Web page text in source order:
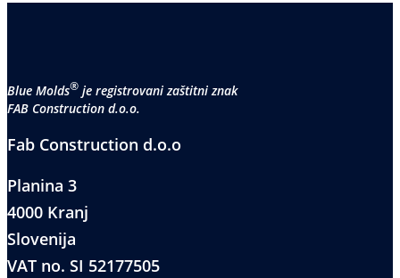
Blue Molds® je registrovani zaštitni znak
FAB Construction d.o.o.
Fab Construction d.o.o
Planina 3
4000 Kranj
Slovenija
VAT no. SI 52177505